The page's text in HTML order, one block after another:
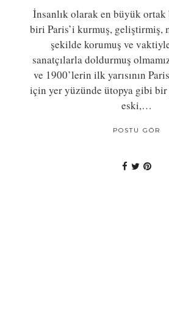
İnsanlık olarak en büyük ortak
biri Paris’i kurmuş, geliştirmiş,
şekilde korumuş ve
sanatçılarla doldurmuş
ve 1900’lerin ilk yarısının
için yer yüzünde ütopya gibi bir
eski,…
POSTU GÖR